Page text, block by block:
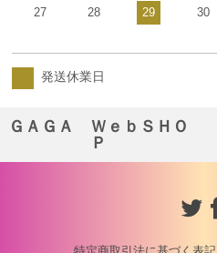
27 28 29 30
発送休業日
ＧＡＧＡ ＷｅｂＳＨＯ
Ｐ